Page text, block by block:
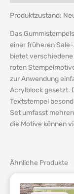
Produktzustand:
Das
einer früheren
bietet
roten
zur Anwendung
Acrylblock gesetzt.
Textstempel
Set umfasst
die Motive können
Ähnliche Produkte